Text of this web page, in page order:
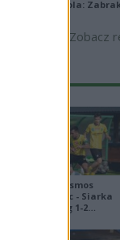
Stalowa Wola:
Zobacz
ZDJĘCIA: Cosmos
Nowotaniec - Siarka
Tarnobrzeg 1-2